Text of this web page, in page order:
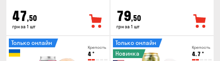
47,50
грн за 1 шт
79,50
грн за 1 шт
Крепость
4°
Только онлайн
Крепость
4.7 °
Только онлайн
Новинка